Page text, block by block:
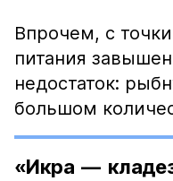
Впрочем, с
питания
недостаток:
большом
«Икра —